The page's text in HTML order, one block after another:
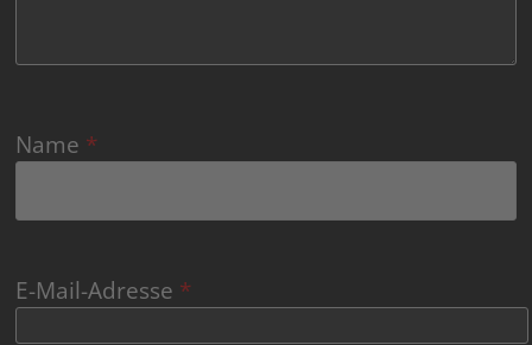
Name *
E-Mail-Adresse *